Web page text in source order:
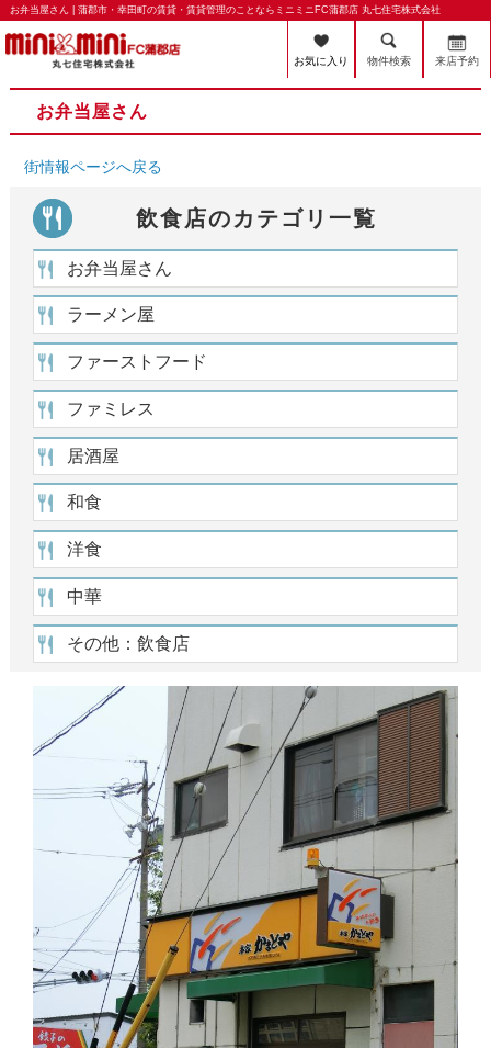
お弁当屋さん | 蒲郡市・幸田町の賃貸・賃貸管理のことならミニミニFC蒲郡店 丸七住宅株式会社
お気に入り 物件検索 来店予約
お弁当屋さん
街情報ページへ戻る
飲食店のカテゴリ一覧
お弁当屋さん
ラーメン屋
ファーストフード
ファミレス
居酒屋
和食
洋食
中華
その他：飲食店